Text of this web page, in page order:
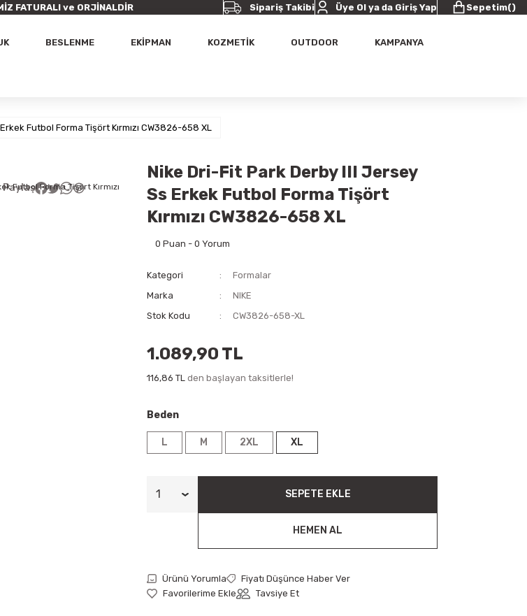
FATURALI ve ORJİNALDİR Sipariş Takibi Üye Ol ya da Giriş Yap Sepetim()
BESLENME EKİPMAN KOZMETİK OUTDOOR KAMPANYA
Futbol Forma Tişört Kırmızı CW3826-658 XL
Paylaş
Nike Dri-Fit Park Derby III Jersey
Ss Erkek Futbol Forma Tişört
Kırmızı CW3826-658 XL
0 Puan - 0 Yorum
Kategori
Formalar
Marka
NIKE
Stok Kodu
CW3826-658-XL
1.089,90 TL
116,86 TL den başlayan taksitlerle!
Beden
L M 2XL XL
SEPETE EKLE
HEMEN AL
Ürünü Yorumla
Fiyatı Düşünce Haber Ver
Tavsiye Et